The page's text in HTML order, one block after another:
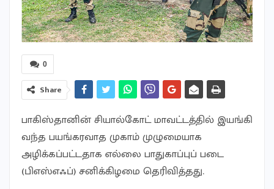
0
Share
பாகிஸ்தானின் சியால்கோட் மாவட்டத்தில் இயங்கி
வந்த பயங்கரவாத முகாம் முழுமையாக
அழிக்கப்பட்டதாக எல்லை பாதுகாப்புப் படை
(பிஎஸ்எஃப்) சனிக்கிழமை தெரிவித்தது.